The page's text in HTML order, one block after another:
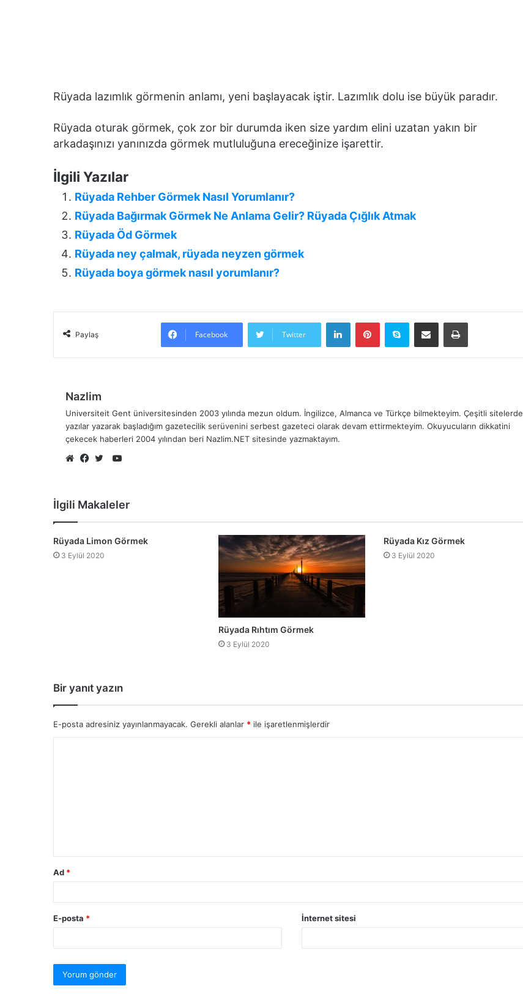
Rüyada lazımlık görmenin anlamı, yeni başlayacak iştir. Lazımlık dolu ise büyük paradır.
Rüyada oturak görmek, çok zor bir durumda iken size yardım elini uzatan yakın bir
arkadaşınızı yanınızda görmek mutluluğuna ereceğinize işarettir.
İlgili Yazılar
Rüyada Rehber Görmek Nasıl Yorumlanır?
Rüyada Bağırmak Görmek Ne Anlama Gelir? Rüyada Çığlık Atmak
Rüyada Öd Görmek
Rüyada ney çalmak, rüyada neyzen görmek
Rüyada boya görmek nasıl yorumlanır?
Paylaş Facebook Twitter
LinkedInPinterestSkype E-Posta ile paylaş Yazdır
Nazlim
Universiteit Gent üniversitesinden 2003 yılında mezun oldum. İngilizce, Almanca ve Türkçe bilmekteyim. Çeşitli sitelerde
yazılar yazarak başladığım gazetecilik serüvenini serbest gazeteci olarak devam ettirmekteyim. Okuyucuların dikkatini
çekecek haberleri 2004 yılından beri Nazlim.NET sitesinde yazmaktayım.
YouTube
İlgili Makaleler
Rüyada Limon Görmek
3 Eylül 2020
Rüyada Rıhtım Görmek
3 Eylül 2020
Rüyada Kız Görmek
3 Eylül 2020
Bir yanıt yazın
E-posta adresiniz yayınlanmayacak. Gerekli alanlar * ile işaretlenmişlerdir
Ad *
E-posta * İnternet sitesi